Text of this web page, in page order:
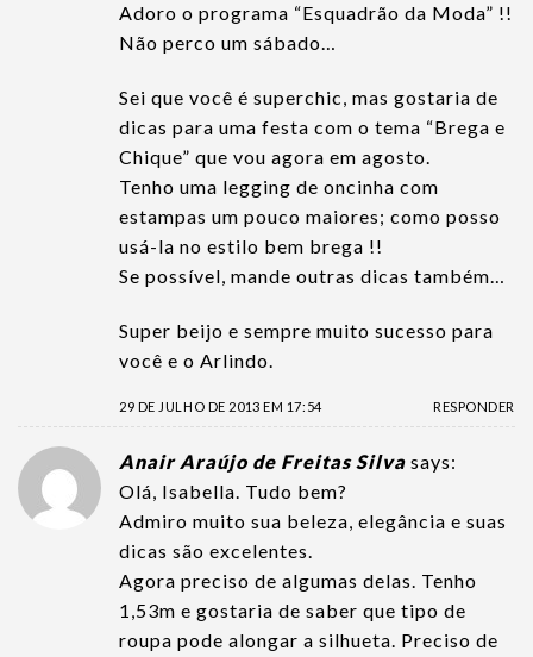
Adoro o programa “Esquadrão da Moda” !!
Não perco um sábado…
Sei que você é superchic, mas gostaria de
dicas para uma festa com o tema “Brega e
Chique” que vou agora em agosto.
Tenho uma legging de oncinha com
estampas um pouco maiores; como posso
usá-la no estilo bem brega !!
Se possível, mande outras dicas também…
Super beijo e sempre muito sucesso para
você e o Arlindo.
29 DE JULHO DE 2013 EM 17:54 RESPONDER
Anair Araújo de Freitas Silva says:
Olá, Isabella. Tudo bem?
Admiro muito sua beleza, elegância e suas
dicas são excelentes.
Agora preciso de algumas delas. Tenho
1,53m e gostaria de saber que tipo de
roupa pode alongar a silhueta. Preciso de